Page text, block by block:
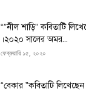
“”নীল শাড়ি” কবিতাটি
।২০২০ সালের অমর...
ফেব্রুয়ারি ১৫, ২০২০
“বেকার ”কবিতাটি